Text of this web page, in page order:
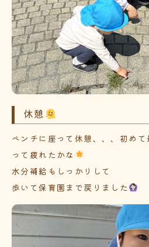
休憩
ベンチに座って休憩、、、初め
って疲れたかな
水分補給もしっかりして
歩いて保育園まで戻りました